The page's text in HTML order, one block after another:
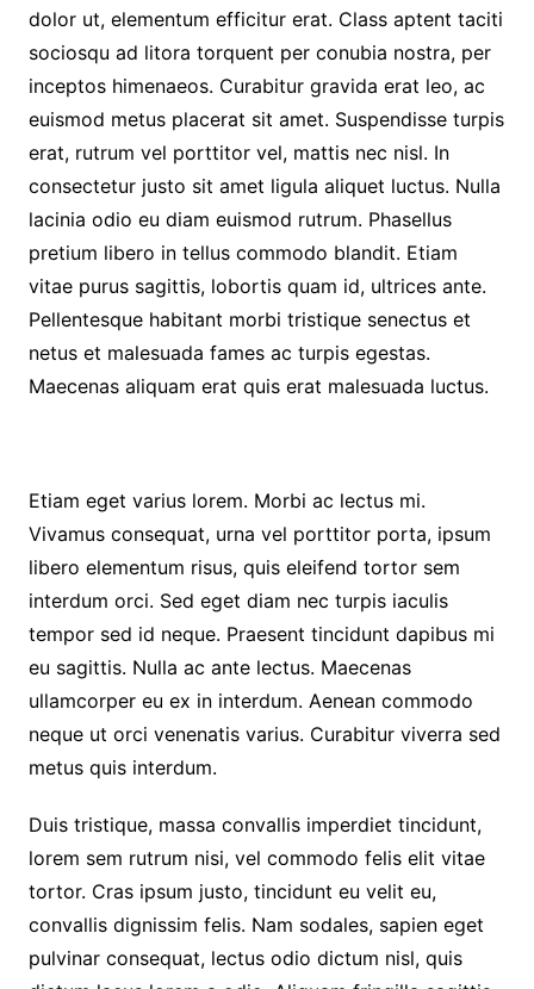
dolor ut, elementum efficitur erat. Class aptent taciti
sociosqu ad litora torquent per conubia nostra, per
inceptos himenaeos. Curabitur gravida erat leo, ac
euismod metus placerat sit amet. Suspendisse turpis
erat, rutrum vel porttitor vel, mattis nec nisl. In
consectetur justo sit amet ligula aliquet luctus. Nulla
lacinia odio eu diam euismod rutrum. Phasellus
pretium libero in tellus commodo blandit. Etiam
vitae purus sagittis, lobortis quam id, ultrices ante.
Pellentesque habitant morbi tristique senectus et
netus et malesuada fames ac turpis egestas.
Maecenas aliquam erat quis erat malesuada luctus.
Etiam eget varius lorem. Morbi ac lectus mi.
Vivamus consequat, urna vel porttitor porta, ipsum
libero elementum risus, quis eleifend tortor sem
interdum orci. Sed eget diam nec turpis iaculis
tempor sed id neque. Praesent tincidunt dapibus mi
eu sagittis. Nulla ac ante lectus. Maecenas
ullamcorper eu ex in interdum. Aenean commodo
neque ut orci venenatis varius. Curabitur viverra sed
metus quis interdum.
Duis tristique, massa convallis imperdiet tincidunt,
lorem sem rutrum nisi, vel commodo felis elit vitae
tortor. Cras ipsum justo, tincidunt eu velit eu,
convallis dignissim felis. Nam sodales, sapien eget
pulvinar consequat, lectus odio dictum nisl, quis